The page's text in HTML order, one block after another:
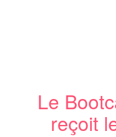
Le
reçoit